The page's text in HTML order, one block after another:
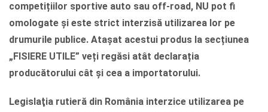
competițiilor sportive auto sau off-road, NU pot fi
omologate și este strict interzisă utilizarea lor pe
drumurile publice. Atașat acestui produs la secțiunea
„FISIERE UTILE” veți regăsi atât declarația
producătorului cât și cea a importatorului.
Legislaţia rutieră din România interzice utilizarea pe